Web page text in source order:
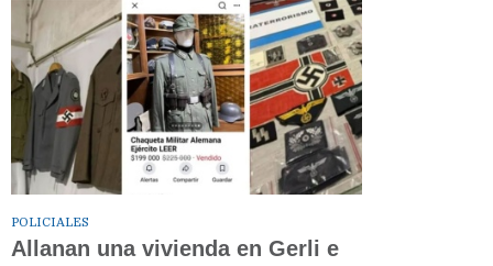
POLICIALES
Allanan una vivienda en Gerli e